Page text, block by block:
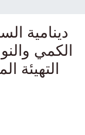
دينامية
الكمي
التهيئة